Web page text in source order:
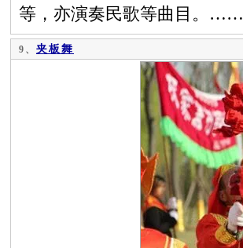
等，亦演奏民歌等曲目。……
9、 夹板舞